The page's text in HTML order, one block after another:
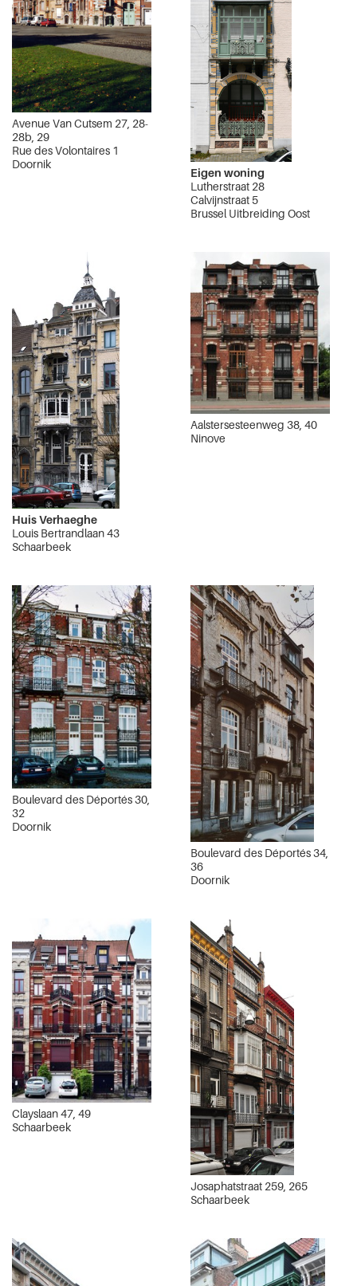
Avenue Van Cutsem 27, 28-
28b, 29
Rue des Volontaires 1
Doornik
Eigen woning
Lutherstraat 28
Calvijnstraat 5
Brussel Uitbreiding Oost
Huis Verhaeghe
Louis Bertrandlaan 43
Schaarbeek
Aalstersesteenweg 38, 40
Ninove
Boulevard des Déportés 30,
32
Doornik
Boulevard des Déportés 34,
36
Doornik
Clayslaan 47, 49
Schaarbeek
Josaphatstraat 259, 265
Schaarbeek